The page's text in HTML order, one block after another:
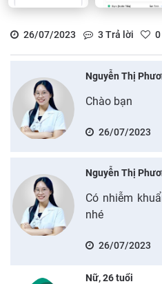
26/07/2023 3 Trả lời 0
Nguyễn Thị
Chào bạn
26/07/2023
Nguyễn Thị
Có nhiễm
nhé
26/07/2023
Nữ, 26 tuổi